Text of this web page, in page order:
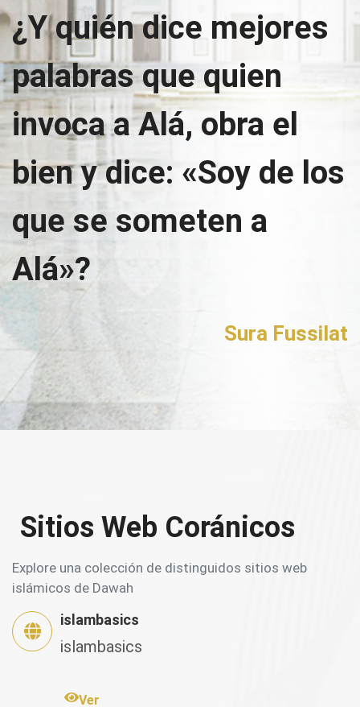
¿Y quién dice mejores
palabras que quien
invoca a Alá, obra el
bien y dice: «Soy de los
que se someten a
Alá»?
Sura Fussilat
Sitios Web Coránicos
Explore una colección de distinguidos sitios web
islámicos de Dawah
islambasics
islambasics
Ver